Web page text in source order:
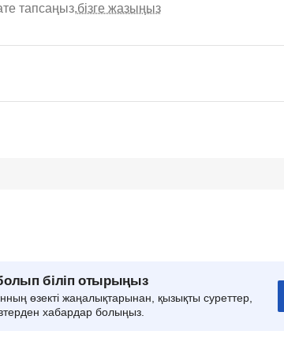
тапсаңыз,бізге жазыңыз
біліп отырыңыз
өзекті жаңалықтарынан, қызықты суреттер,
хабардар болыңыз.